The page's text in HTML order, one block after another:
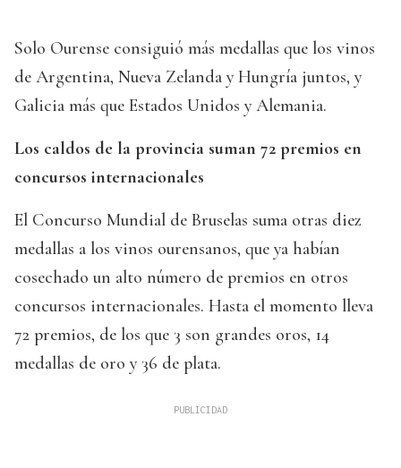
Solo Ourense consiguió más medallas que los vinos
de Argentina, Nueva Zelanda y Hungría juntos, y
Galicia más que Estados Unidos y Alemania.
Los caldos de la provincia suman 72 premios en
concursos internacionales
El Concurso Mundial de Bruselas suma otras diez
medallas a los vinos ourensanos, que ya habían
cosechado un alto número de premios en otros
concursos internacionales. Hasta el momento lleva
72 premios, de los que 3 son grandes oros, 14
medallas de oro y 36 de plata.